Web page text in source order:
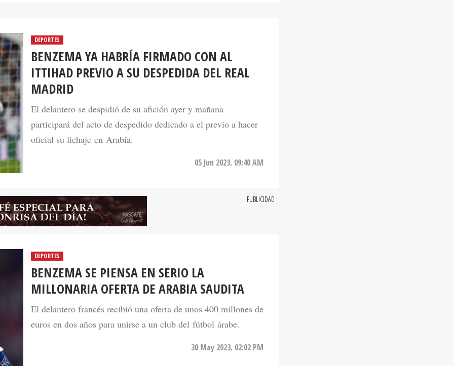
DEPORTES
BENZEMA YA HABRÍA FIRMADO CON AL
ITTIHAD PREVIO A SU DESPEDIDA DEL REAL
MADRID
El delantero se despidió de su afición ayer y mañana
participará del acto de despedido dedicado a el previo a hacer
oficial su fichaje en Arabia.
05 Jun 2023. 09:40 AM
BENZEMA SE PIENSA EN SERIO LA
MILLONARIA OFERTA DE ARABIA SAUDITA
El delantero francés recibió una oferta de unos 400 millones de
euros en dos años para unirse a un club del fútbol árabe.
30 May 2023. 02:02 PM